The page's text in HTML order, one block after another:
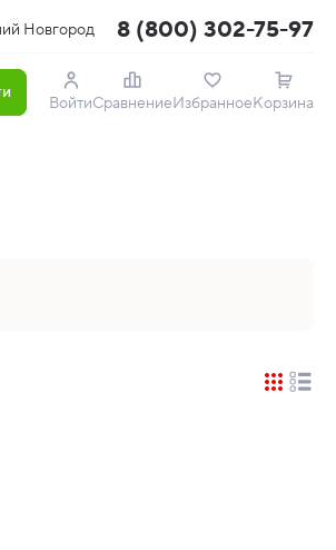
Новгород 8 (800) 302-75-97
ВойтиСравнениеИзбранноеКорзина